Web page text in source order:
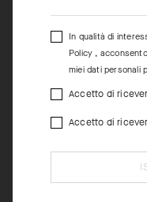
In qualità di
Policy ,
miei dati personali
Accetto di
Accetto di